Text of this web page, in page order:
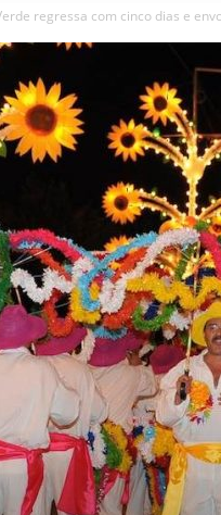
regressa com cinco dias e